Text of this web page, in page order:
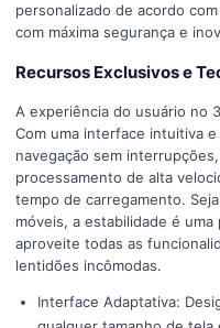
personalizado de acordo
com máxima segurança e
Recursos Exclusivos e
A experiência do usuário no
Com uma interface intuitiva
navegação sem
processamento de alta
tempo de carregamento.
móveis, a estabilidade é
aproveite todas as
lentidões incômodas.
Interface Adaptativa: